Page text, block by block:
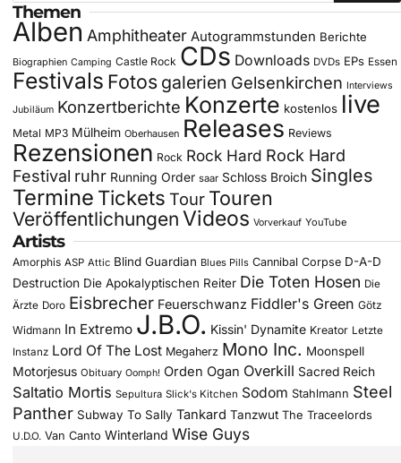
Themen
Alben Amphitheater Autogrammstunden Berichte
Biographien Camping Castle Rock CDs Downloads DVDs EPs Essen
Festivals Fotos galerien Gelsenkirchen Interviews
Jubiläum Konzertberichte Konzerte kostenlos live
Metal MP3 Mülheim Oberhausen Releases Reviews
Rezensionen Rock Rock Hard Rock Hard
Festival ruhr Running Order saar Schloss Broich Singles
Termine Tickets Tour Touren
Veröffentlichungen Videos Vorverkauf YouTube
Artists
Amorphis ASP Attic Blind Guardian Blues Pills Cannibal Corpse D-A-D
Destruction Die Apokalyptischen Reiter Die Toten Hosen Die
Ärzte Doro Eisbrecher Feuerschwanz Fiddler's Green Götz
Widmann In Extremo J.B.O. Kissin' Dynamite Kreator Letzte
Instanz Lord Of The Lost Megaherz Mono Inc. Moonspell
Motorjesus Obituary Oomph! Orden Ogan Overkill Sacred Reich
Saltatio Mortis Sepultura Slick's Kitchen Sodom Stahlmann Steel
Panther Subway To Sally Tankard Tanzwut The Traceelords
U.D.O. Van Canto Winterland Wise Guys